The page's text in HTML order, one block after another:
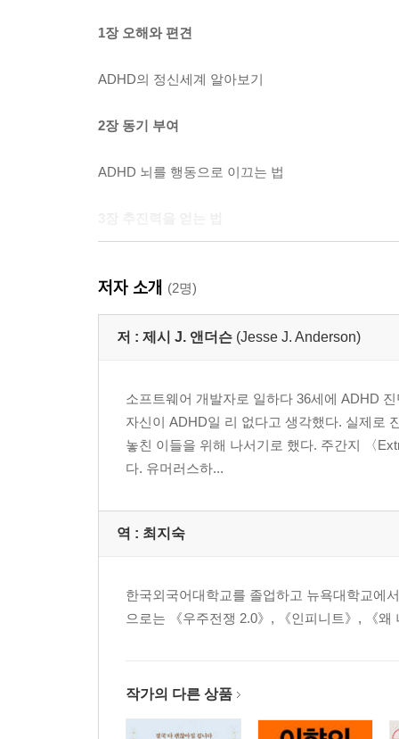
1장 오해와 편견
ADHD의 정신세계 알아보기
2장 동기 부여
ADHD 뇌를 행동으로 이끄는 법
4장 시간 관리의 어려움
5장 쉽게 잊어버리는 특성
중요한 일을 놓치지 않는 전략
기분과 감정을 잘 다스리는 전략
7장 ADHD의 미래
감사의 글
저자 소개 (2명)
저 : 제시 J. 앤더슨 (Jesse J. Anderson)
소프트웨어 개발자로 일하다 36세에 ADHD
자신이 ADHD일 리 없다고 생각했다. 실제로
놓친 이들을 위해 나서기로 했다. 주간지 〈
다. 유머러스하...
역 : 최지숙
한국외국어대학교를 졸업하고 뉴욕대학교에
으로는 《우주전쟁 2.0》, 《인피니트》, 《
작가의 다른 상품